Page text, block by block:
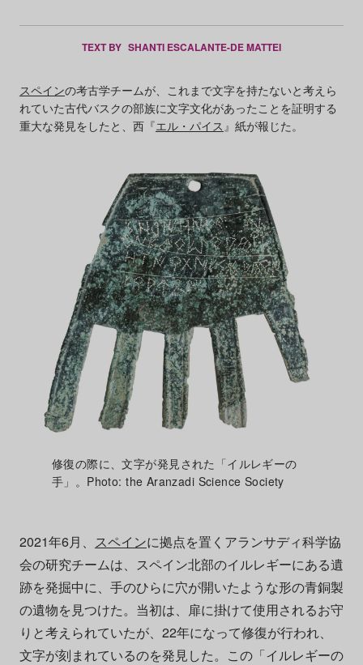
TEXT BY SHANTI ESCALANTE-DE MATTEI
スペインの考古学チームが、これまで文字を持たないと考えら
れていた古代バスクの部族に文字文化があったことを証明する
重大な発見をしたと、西『エル・パイス 』紙が報じた。
修復の際に、文字が発見された「イルレギーの
手」。Photo: the Aranzadi Science Society
2021年6月、 スペインに拠点を置くアランサディ科学協
会の研究チームは、スペイン北部のイルレギーにある遺
跡を発掘中に、手のひらに穴が開いたような形の青銅製
の遺物を見つけた。当初は、扉に掛けて使用されるお守
りと考えられていたが、22年になって修復が行われ、
文字が刻まれているのを発見した。この「イルレギーの